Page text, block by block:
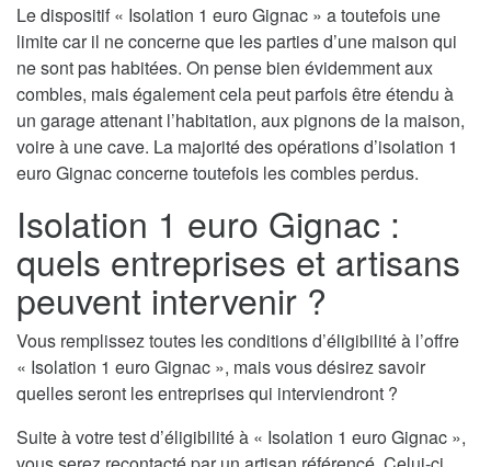
Le dispositif « Isolation 1 euro Gignac » a toutefois une
limite car il ne concerne que les parties d’une maison qui
ne sont pas habitées. On pense bien évidemment aux
combles, mais également cela peut parfois être étendu à
un garage attenant l’habitation, aux pignons de la maison,
voire à une cave. La majorité des opérations d’isolation 1
euro Gignac concerne toutefois les combles perdus.
Isolation 1 euro Gignac :
quels entreprises et artisans
peuvent intervenir ?
Vous remplissez toutes les conditions d’éligibilité à l’offre
« Isolation 1 euro Gignac », mais vous désirez savoir
quelles seront les entreprises qui interviendront ?
Suite à votre test d’éligibilité à « Isolation 1 euro Gignac »,